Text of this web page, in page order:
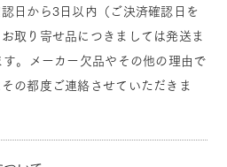
日から3日以内（ご決済確認日を
取り寄せ品につきましては発送ま
。メーカー欠品やその他の理由で
の都度ご連絡させていただきま